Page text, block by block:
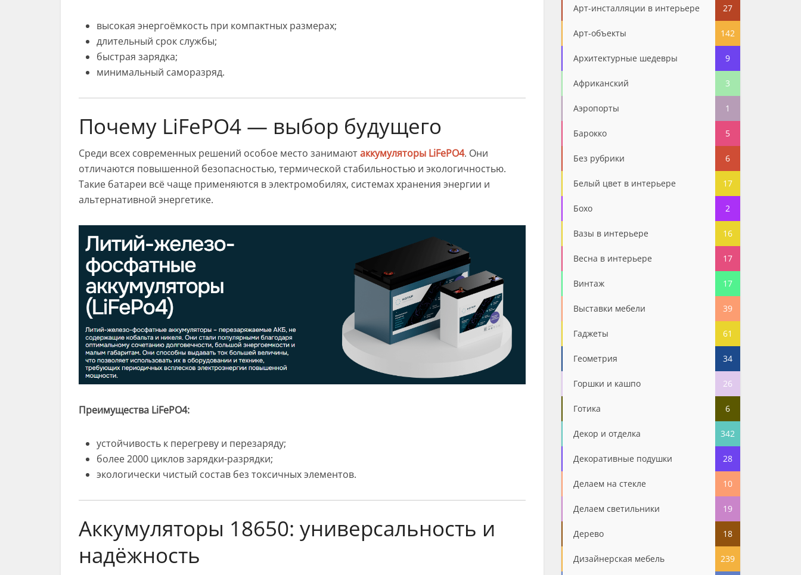
высокая энергоёмкость при компактных размерах;
длительный срок службы;
быстрая зарядка;
минимальный саморазряд.
Почему LiFePO4 — выбор будущего
Среди всех современных решений особое место занимаютаккумуляторы LiFePO4. Они
отличаются повышенной безопасностью, термической стабильностью и экологичностью.
Такие батареи всё чаще применяются в электромобилях, системах хранения энергии и
альтернативной энергетике.
Преимущества LiFePO4:
устойчивость к перегреву и перезаряду;
более 2000 циклов зарядки-разрядки;
экологически чистый состав без токсичных элементов.
Аккумуляторы 18650: универсальность и
надёжность
Арт-инсталляции в интерьере 27
Арт-объекты 142
Архитектурные шедевры 9
Африканский 3
Аэропорты 1
Барокко 5
Без рубрики 6
Белый цвет в интерьере 17
Бохо 2
Вазы в интерьере 16
Весна в интерьере 17
Винтаж 17
Выставки мебели 39
Гаджеты 61
Геометрия 34
Горшки и кашпо 26
Готика 6
Декор и отделка 342
Декоративные подушки 28
Делаем на стекле 10
Делаем светильники 19
Дерево 18
Дизайнерская мебель 239